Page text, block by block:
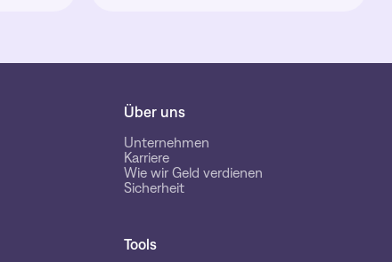
Über uns
Unternehmen
Karriere
Wie wir Geld verdienen
Sicherheit
Tools